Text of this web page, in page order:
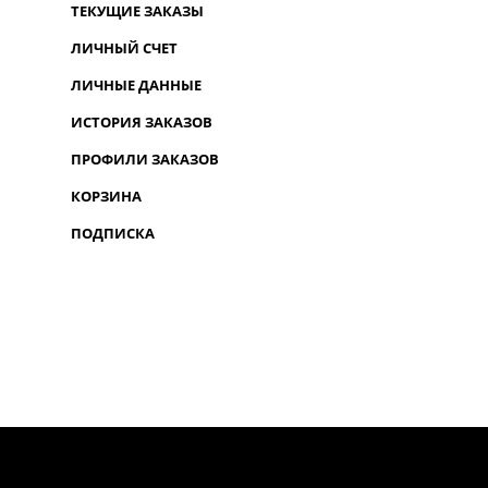
ТЕКУЩИЕ ЗАКАЗЫ
ЛИЧНЫЙ СЧЕТ
ЛИЧНЫЕ ДАННЫЕ
ИСТОРИЯ ЗАКАЗОВ
ПРОФИЛИ ЗАКАЗОВ
КОРЗИНА
ПОДПИСКА